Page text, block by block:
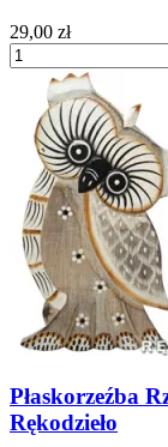
29,00 zł
Płaskorzeźba
Rękodzieło